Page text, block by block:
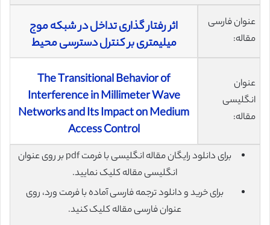
عنوان فارسی
مقاله:
اثر رفتار گذاری تداخل در شبکه موج
میلیمتری بر کنترل دسترسی محیط
عنوان
انگلیسی
مقاله:
The Transitional Behavior of
Interference in Millimeter Wave
Networks and Its Impact on Medium
Access Control
برای دانلود رایگان مقاله انگلیسی با فرمت pdf بر روی عنوان
انگلیسی مقاله کلیک نمایید.
برای خرید و دانلود ترجمه فارسی آماده با فرمت ورد، روی
عنوان فارسی مقاله کلیک کنید.